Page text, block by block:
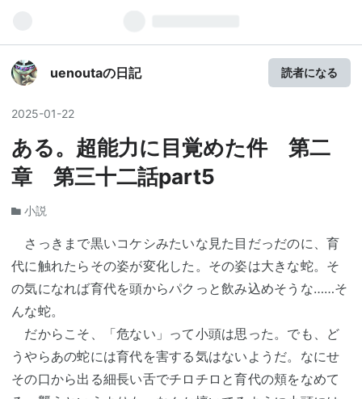
uenoutaの日記 読者になる
2025-01-22
ある。超能力に目覚めた件 第二
章 第三十二話part5
小説
さっきまで黒いコケシみたいな見た目だっだのに、育
代に触れたらその姿が変化した。その姿は大きな蛇。そ
の気になれば育代を頭からパクっと飲み込めそうな……そ
んな蛇。
だからこそ、「危ない」って小頭は思った。でも、ど
うやらあの蛇には育代を害する気はないようだ。なにせ
その口から出る細長い舌でチロチロと育代の頬をなめて